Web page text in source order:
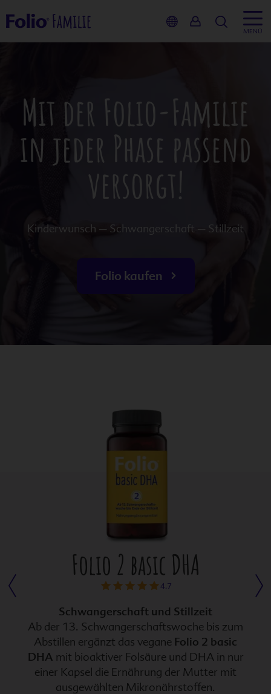
Suche
MENÜ
Mit der Folio-Familie
in jeder Phase passend
versorgt!
Kinderwunsch – Schwangerschaft – Stillzeit
Folio kaufen
Folio 2 basic DHA
von
5
Sternen
von
5
Sternen
von
5
Sternen
von
5
Sternen
von
5
Sternen
4.7von
Sternen
Schwangerschaft und Stillzeit
Ab der 13. Schwangerschaftswoche bis zum
Abstillen ergänzt das vegane Folio 2 basic
DHA mit bioaktiver Folsäure und DHA in nur
einer Kapsel die Ernährung der Mutter mit
ausgewählten Mikronährstoffen.